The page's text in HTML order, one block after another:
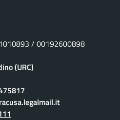
/ 00192600898
(URC)